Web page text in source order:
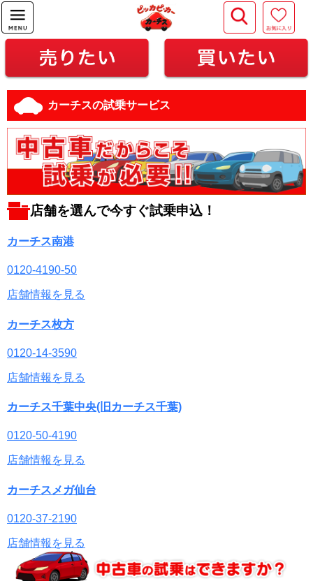
カーチスの試乗サービス
店舗を選んで今すぐ試乗申込！
カーチス南港
0120-4190-50
店舗情報を見る
カーチス枚方
0120-14-3590
店舗情報を見る
カーチス千葉中央(旧カーチス千葉)
0120-50-4190
店舗情報を見る
カーチスメガ仙台
0120-37-2190
店舗情報を見る